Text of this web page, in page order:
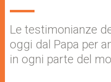
Le testimonianze
oggi dal Papa per
in ogni parte del